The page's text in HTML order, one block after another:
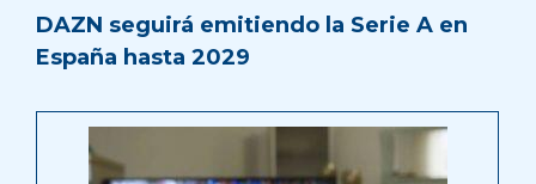
DAZN seguirá emitiendo la Serie A en
España hasta 2029